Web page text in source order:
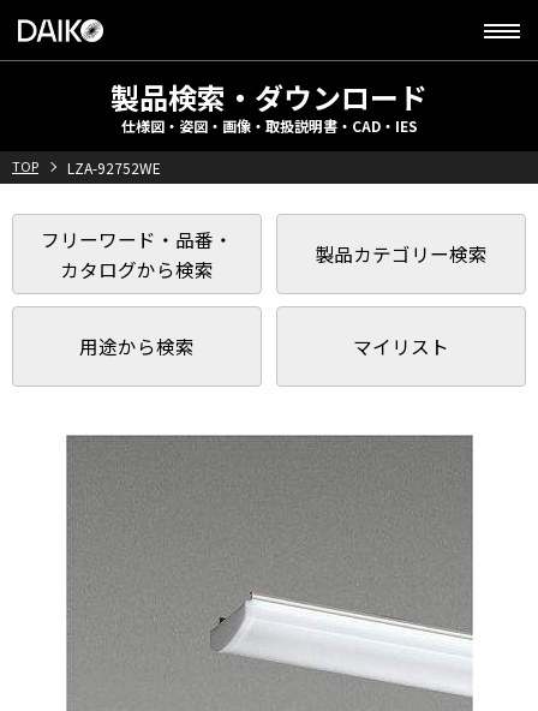
製品検索・ダウンロード
仕様図・姿図・画像・取扱説明書・CAD・IES
TOP LZA-92752WE
フリーワード・品番・
カタログから検索
製品カテゴリー検索
用途から検索 マイリスト